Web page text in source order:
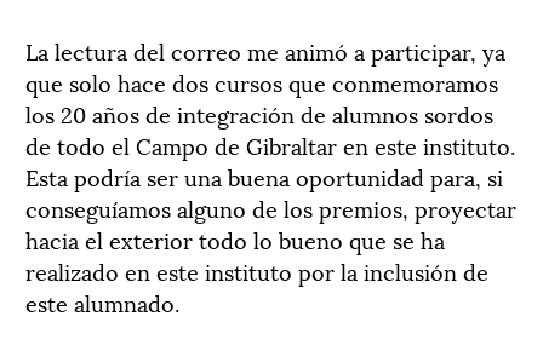
La lectura del correo me animó a participar, ya
que solo hace dos cursos que conmemoramos
los 20 años de integración de alumnos sordos
de todo el Campo de Gibraltar en este instituto.
Esta podría ser una buena oportunidad para, si
conseguíamos alguno de los premios, proyectar
hacia el exterior todo lo bueno que se ha
realizado en este instituto por la inclusión de
este alumnado.